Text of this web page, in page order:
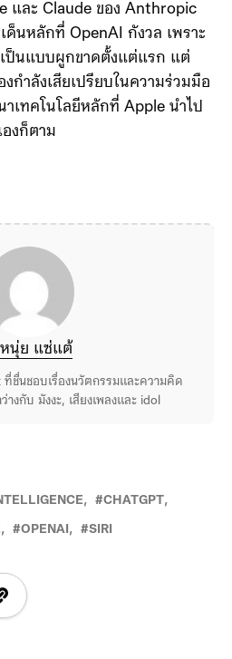
และ Claude ของ Anthropic
ด็นหลักที่ OpenAI กังวล เพราะ
ป็นแบบผูกขาดตั้งแต่แรก แต่
กำลังเสียเปรียบในความร่วมมือ
เทคโนโลยีหลักที่ Apple นำไป
งก็ตาม
หนุ่ย แซ่แต้
ชื่นชอบเรื่องนวัตกรรมและความคิด
ว่างกับ มังงะ, เสียงเพลงและ idol
CHATGPT
OPENAI SIRI